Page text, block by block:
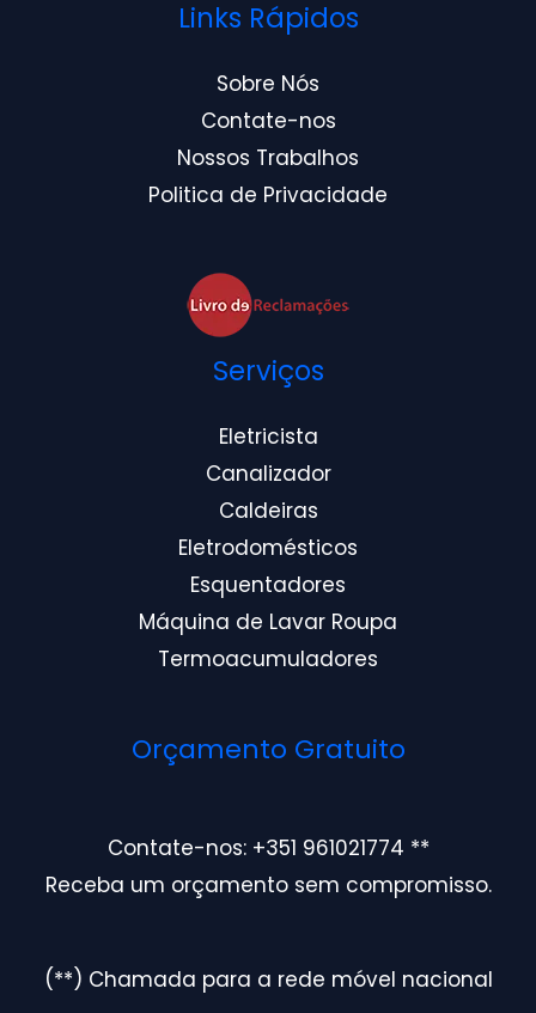
Links Rápidos
Sobre Nós
Contate-nos
Nossos Trabalhos
Politica de Privacidade
Serviços
Eletricista
Canalizador
Caldeiras
Eletrodomésticos
Esquentadores
Máquina de Lavar Roupa
Termoacumuladores
Orçamento Gratuito
Contate-nos: +351 961021774 **
Receba um orçamento sem compromisso.
(**) Chamada para a rede móvel nacional